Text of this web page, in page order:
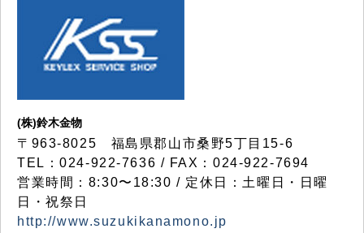
(株)鈴木金物
〒963-8025 福島県郡山市桑野5丁目15-6
TEL：024-922-7636 / FAX：024-922-7694
営業時間：8:30〜18:30 / 定休日：土曜日・日曜
日・祝祭日
http://www.suzukikanamono.jp